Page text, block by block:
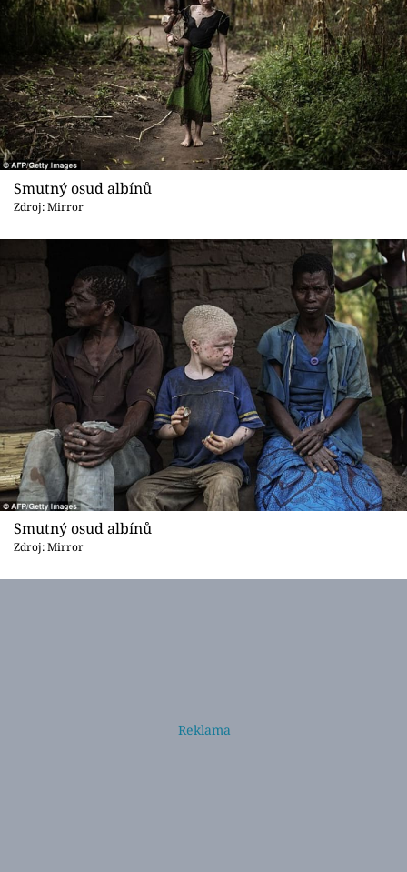
Smutný osud albínů
Zdroj: Mirror
Smutný osud albínů
Zdroj: Mirror